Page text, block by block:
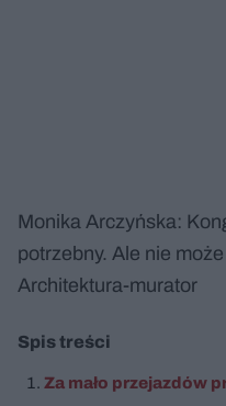
Monika Arczyńska:
potrzebny. Ale nie
Architektura-murator
Spis treści
Za mało przejazdów